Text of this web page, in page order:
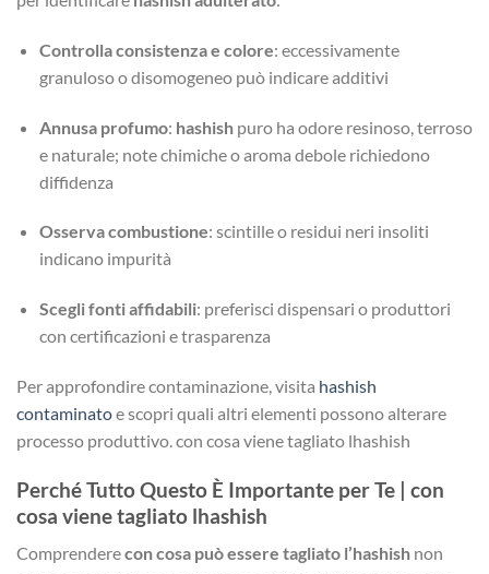
Controlla consistenza e colore: eccessivamente
granuloso o disomogeneo può indicare additivi
Annusa profumo: hashishpuro ha odore resinoso, terroso
e naturale; note chimiche o aroma debole richiedono
diffidenza
Osserva combustione: scintille o residui neri insoliti
indicano impurità
Scegli fonti affidabili: preferisci dispensari o produttori
con certificazioni e trasparenza
Per approfondire contaminazione, visita hashish
contaminatoe scopri quali altri elementi possono alterare
processo produttivo. con cosa viene tagliato lhashish
Perché Tutto Questo È Importante per Te | con
cosa viene tagliato lhashish
Comprenderecon cosa può essere tagliato l’hashish non